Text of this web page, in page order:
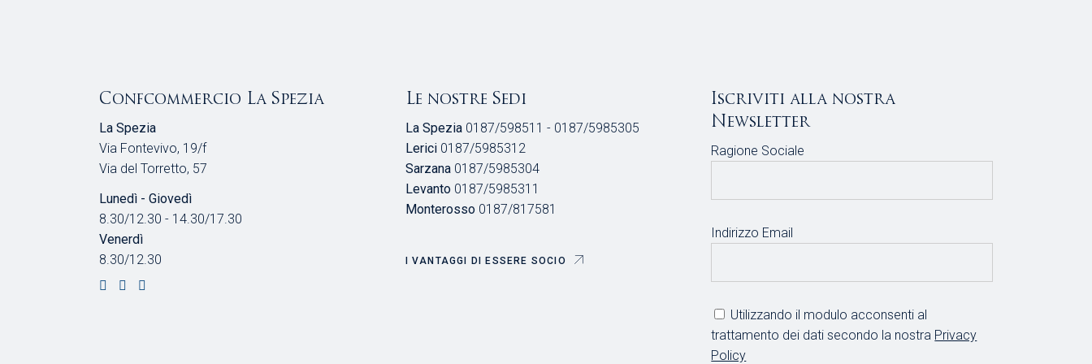
Confcommercio La Spezia
La Spezia
Via Fontevivo, 19/f
Via del Torretto, 57
Lunedì - Giovedì
8.30/12.30 - 14.30/17.30
Venerdì
8.30/12.30
Le nostre Sedi
La Spezia0187/598511 - 0187/5985305
Lerici0187/5985312
Sarzana0187/5985304
Levanto0187/5985311
Monterosso0187/817581
I VANTAGGI DI ESSERE SOCIO
Iscriviti alla nostra
Newsletter
Ragione Sociale
Indirizzo Email
Utilizzando il modulo acconsenti al
trattamento dei dati secondo la nostra Privacy
Policy